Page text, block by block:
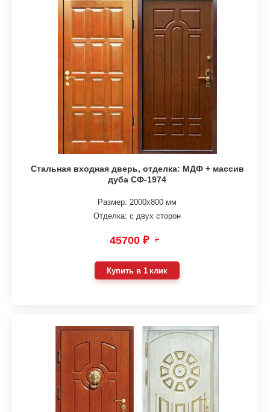
Стальная входная дверь, отделка: МДФ + массив
дуба СФ-1974
Размер: 2000х800 мм
Отделка: с двух сторон
45700 ₽ ₽
Купить в 1 клик